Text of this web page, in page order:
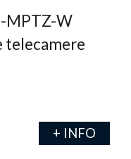
MPTZ-W
telecamere
+ INFO